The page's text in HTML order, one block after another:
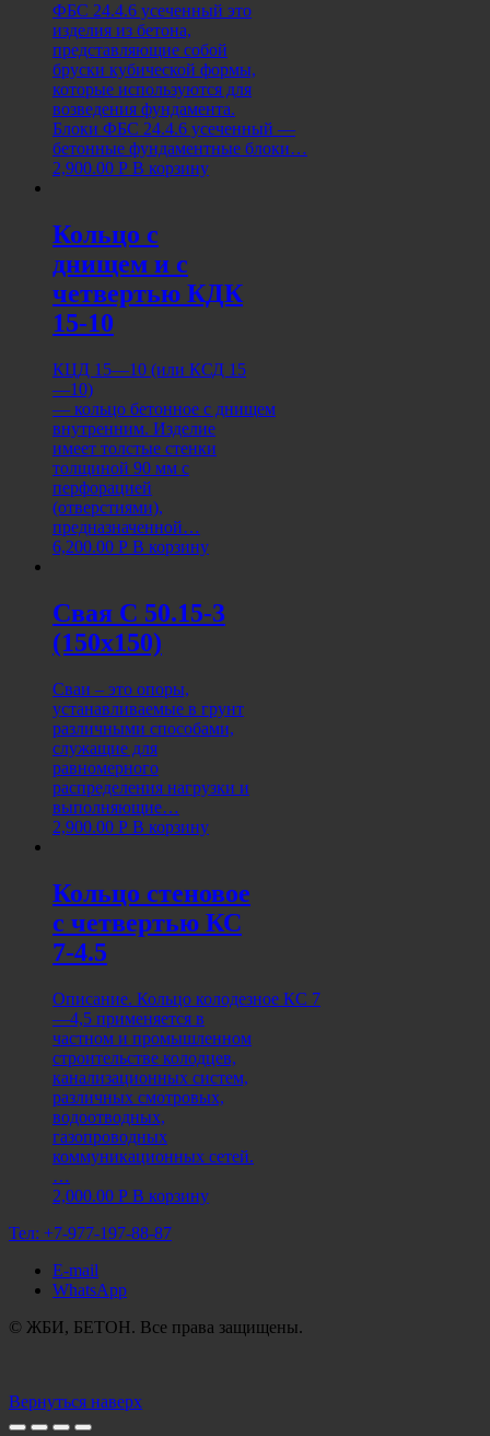
ФБС 24.4.6 усеченный это
изделия из бетона,
представляющие собой
бруски кубической формы,
которые используются для
возведения фундамента.
Блоки ФБС 24.4.6 усеченный —
бетонные фундаментные блоки…
2,900.00 Р В корзину
Кольцо с
днищем и с
четвертью КДК
15-10
КЦД 15—10 (или КСД 15
—10)
— кольцо бетонное с днищем
внутренним. Изделие
имеет толстые стенки
толщиной 90 мм с
перфорацией
(отверстиями),
предназначенной…
6,200.00 Р В корзину
Свая С 50.15-3
(150х150)
Сваи – это опоры,
устанавливаемые в грунт
различными способами,
служащие для
равномерного
распределения нагрузки и
выполняющие…
2,900.00 Р В корзину
Кольцо стеновое
с четвертью КС
7-4.5
Описание. Кольцо колодезное КС 7
—4,5 применяется в
частном и промышленном
строительстве колодцев,
канализационных систем,
различных смотровых,
водоотводных,
газопроводных
коммуникационных сетей.
…
2,000.00 Р В корзину
Тел: +7-977-197-88-87
E-mail
WhatsApp
© ЖБИ, БЕТОН. Все права защищены.
Вернуться наверх